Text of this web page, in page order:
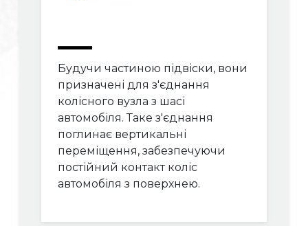
Будучи частиною підвіски, вони
призначені для з'єднання
колісного вузла з шасі
автомобіля. Таке з'єднання
поглинає вертикальні
переміщення, забезпечуючи
постійний контакт коліс
автомобіля з поверхнею.